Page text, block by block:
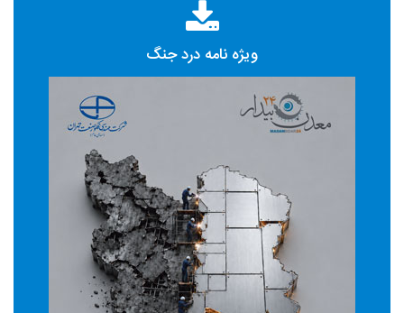
ویژه نامه درد جنگ